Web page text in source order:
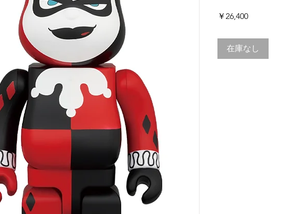
￥26,400価
在庫なし